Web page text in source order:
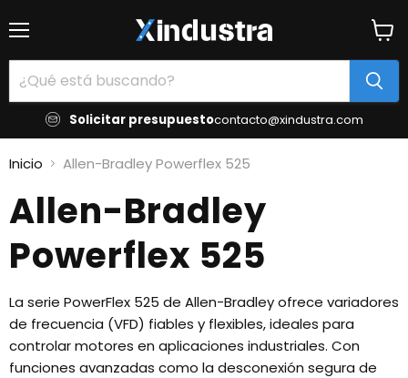
Solicitar presupuestocontacto@xindustra.com
Inicio Allen-Bradley Powerflex 525
Allen-Bradley
Powerflex 525
La serie PowerFlex 525 de Allen-Bradley ofrece variadores
de frecuencia (VFD) fiables y flexibles, ideales para
controlar motores en aplicaciones industriales. Con
funciones avanzadas como la desconexión segura de